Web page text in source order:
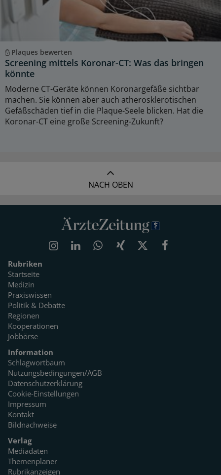
Plaques bewerten
Screening mittels Koronar-CT: Was das bringen
könnte
Moderne CT-Geräte können Koronargefäße sichtbar
machen. Sie können aber auch atherosklerotischen
Gefäßschäden tief in die Plaque-Seele blicken. Hat die
Koronar-CT eine große Screening-Zukunft?
NACH OBEN
Rubriken
Startseite
Medizin
Praxiswissen
Politik & Debatte
Regionen
Kooperationen
Jobbörse
Information
Schlagwortbaum
Nutzungsbedingungen/AGB
Datenschutzerklärung
Cookie-Einstellungen
Impressum
Kontakt
Bildnachweise
Verlag
Mediadaten
Themenplaner
Rubrikanzeigen